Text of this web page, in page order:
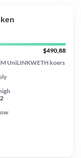
$490,88
UniLINKWETH koers